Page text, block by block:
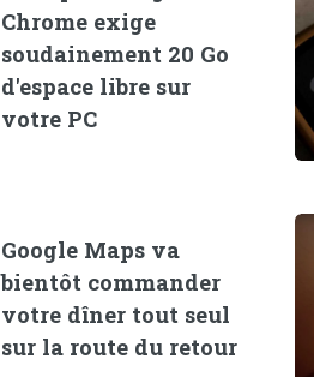
Chrome exige
soudainement 20 Go
d'espace libre sur
votre PC
Google Maps va
bientôt commander
votre dîner tout seul
sur la route du retour